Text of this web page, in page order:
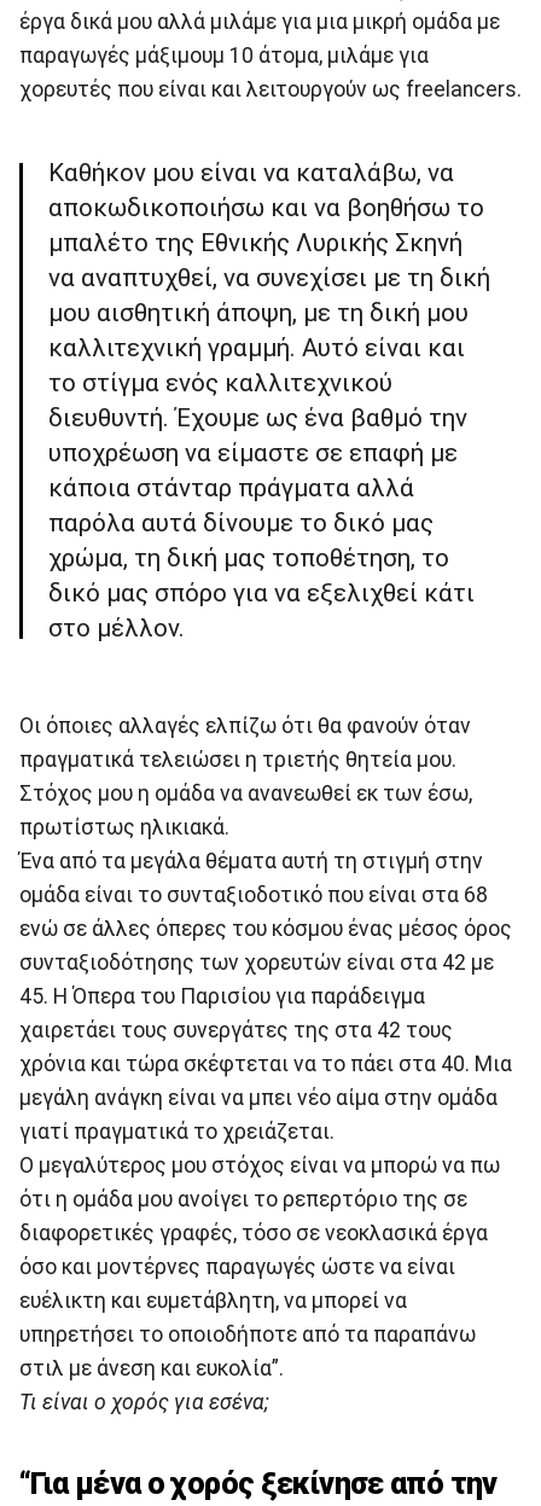
έργα δικά μου αλλά μιλάμε για μια μικρή ομάδα με
παραγωγές μάξιμουμ 10 άτομα, μιλάμε για
χορευτές που είναι και λειτουργούν ως freelancers.
Καθήκον μου είναι να καταλάβω, να
αποκωδικοποιήσω και να βοηθήσω το
μπαλέτο της Εθνικής Λυρικής Σκηνή
να αναπτυχθεί, να συνεχίσει με τη δική
μου αισθητική άποψη, με τη δική μου
καλλιτεχνική γραμμή. Αυτό είναι και
το στίγμα ενός καλλιτεχνικού
διευθυντή. Έχουμε ως ένα βαθμό την
υποχρέωση να είμαστε σε επαφή με
κάποια στάνταρ πράγματα αλλά
παρόλα αυτά δίνουμε το δικό μας
χρώμα, τη δική μας τοποθέτηση, το
δικό μας σπόρο για να εξελιχθεί κάτι
στο μέλλον.
Οι όποιες αλλαγές ελπίζω ότι θα φανούν όταν
πραγματικά τελειώσει η τριετής θητεία μου.
Στόχος μου η ομάδα να ανανεωθεί εκ των έσω,
πρωτίστως ηλικιακά.
Ένα από τα μεγάλα θέματα αυτή τη στιγμή στην
ομάδα είναι το συνταξιοδοτικό που είναι στα 68
ενώ σε άλλες όπερες του κόσμου ένας μέσος όρος
συνταξιοδότησης των χορευτών είναι στα 42 με
45. Η Όπερα του Παρισίου για παράδειγμα
χαιρετάει τους συνεργάτες της στα 42 τους
χρόνια και τώρα σκέφτεται να το πάει στα 40. Μια
μεγάλη ανάγκη είναι να μπει νέο αίμα στην ομάδα
γιατί πραγματικά το χρειάζεται.
Ο μεγαλύτερος μου στόχος είναι να μπορώ να πω
ότι η ομάδα μου ανοίγει το ρεπερτόριο της σε
διαφορετικές γραφές, τόσο σε νεοκλασικά έργα
όσο και μοντέρνες παραγωγές ώστε να είναι
ευέλικτη και ευμετάβλητη, να μπορεί να
υπηρετήσει το οποιοδήποτε από τα παραπάνω
στιλ με άνεση και ευκολία”.
Τι είναι ο χορός για εσένα;
“Για μένα ο χορός ξεκίνησε από την